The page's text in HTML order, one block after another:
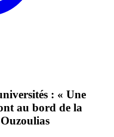
: « Une
au bord de la